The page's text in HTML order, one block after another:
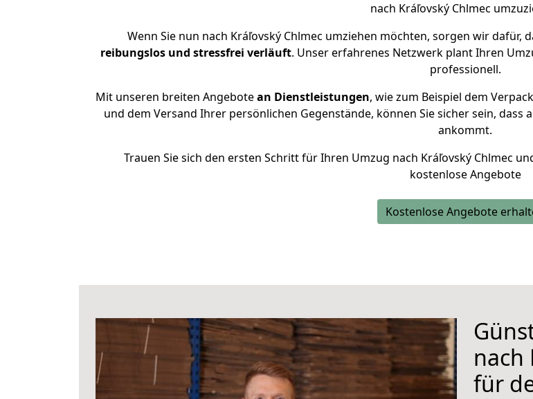
nach Kráľovský Chlmec
Wenn Sie nun nach Kráľovský Chlmec umziehen möchten, sorgen wir dafür,
reibungslos und stressfrei verläuft. Unser erfahrenes Netzwerk plant Ihren
professionell.
Mit unseren breiten Angebotean Dienstleistungen, wie zum Beispiel dem
und dem Versand Ihrer persönlichen Gegenstände, können Sie sicher sein, dass
ankommt.
Trauen Sie sich den ersten Schritt für Ihren Umzug nach Kráľovský Chlmec
kostenlose Angebote
Kostenlose Angebote
nach
für